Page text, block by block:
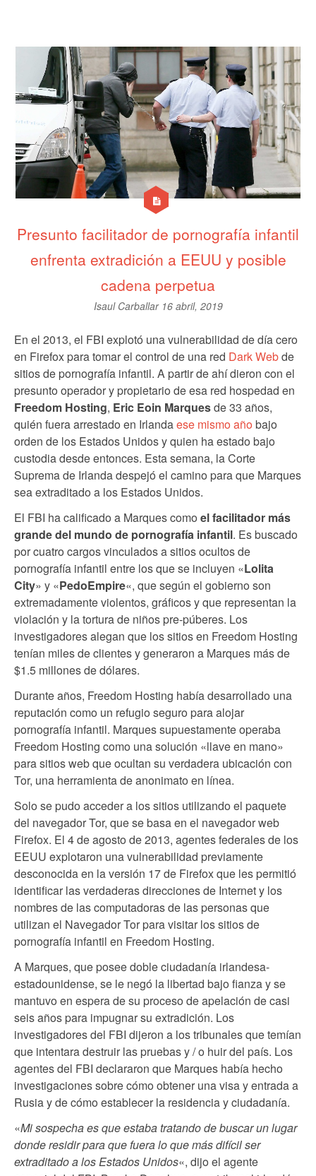
Presunto facilitador de pornografía infantil
enfrenta extradición a EEUU y posible
cadena perpetua
Isaul Carballar 16 abril, 2019
En el 2013, el FBI explotó una vulnerabilidad de día cero
en Firefox para tomar el control de una red Dark Webde
sitios de pornografía infantil. A partir de ahí dieron con el
presunto operador y propietario de esa red hospedad en
Freedom Hosting, Eric Eoin Marquesde 33 años,
quién fuera arrestado en Irlandaese mismo año bajo
orden de los Estados Unidos y quien ha estado bajo
custodia desde entonces. Esta semana, la Corte
Suprema de Irlanda despejó el camino para que Marques
sea extraditado a los Estados Unidos.
El FBI ha calificado a Marques como el facilitador más
grande del mundo de pornografía infantil. Es buscado
por cuatro cargos vinculados a sitios ocultos de
pornografía infantil entre los que se incluyen «Lolita
City» y «PedoEmpire«, que según el gobierno son
extremadamente violentos, gráficos y que representan la
violación y la tortura de niños pre-púberes. Los
investigadores alegan que los sitios en Freedom Hosting
tenían miles de clientes y generaron a Marques más de
$1.5 millones de dólares.
Durante años, Freedom Hosting había desarrollado una
reputación como un refugio seguro para alojar
pornografía infantil. Marques supuestamente operaba
Freedom Hosting como una solución «llave en mano»
para sitios web que ocultan su verdadera ubicación con
Tor, una herramienta de anonimato en línea.
Solo se pudo acceder a los sitios utilizando el paquete
del navegador Tor, que se basa en el navegador web
Firefox. El 4 de agosto de 2013, agentes federales de los
EEUU explotaron una vulnerabilidad previamente
desconocida en la versión 17 de Firefox que les permitió
identificar las verdaderas direcciones de Internet y los
nombres de las computadoras de las personas que
utilizan el Navegador Tor para visitar los sitios de
pornografía infantil en Freedom Hosting.
A Marques, que posee doble ciudadanía irlandesa-
estadounidense, se le negó la libertad bajo fianza y se
mantuvo en espera de su proceso de apelación de casi
seis años para impugnar su extradición. Los
investigadores del FBI dijeron a los tribunales que temían
que intentara destruir las pruebas y / o huir del país. Los
agentes del FBI declararon que Marques había hecho
investigaciones sobre cómo obtener una visa y entrada a
Rusia y de cómo establecer la residencia y ciudadanía.
«Mi sospecha es que estaba tratando de buscar un lugar
donde residir para que fuera lo que más difícil ser
extraditado a los Estados Unidos«, dijo el agente